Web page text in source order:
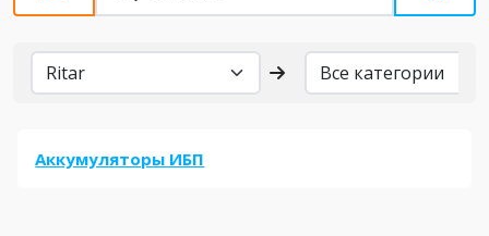
Бренды
Аккумуляторы ИБП